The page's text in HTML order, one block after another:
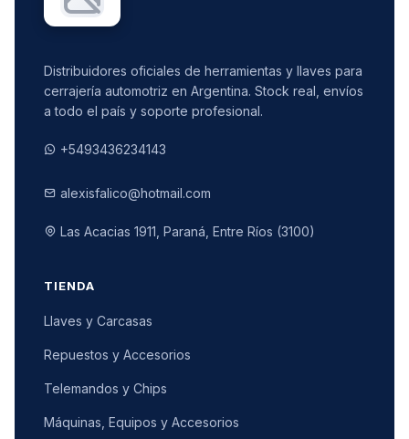
Distribuidores oficiales de herramientas y llaves para
cerrajería automotriz en Argentina. Stock real, envíos
a todo el país y soporte profesional.
+5493436234143
alexisfalico@hotmail.com
Las Acacias 1911, Paraná, Entre Ríos (3100)
TIENDA
Llaves y Carcasas
Repuestos y Accesorios
Telemandos y Chips
Máquinas, Equipos y Accesorios